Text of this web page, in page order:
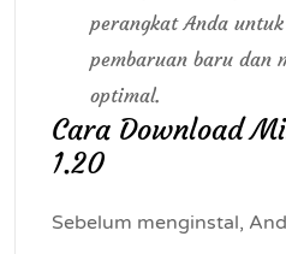
perangkat Anda
pembaruan baru dan
optimal.
Cara Download
1.20
Sebelum menginstal,